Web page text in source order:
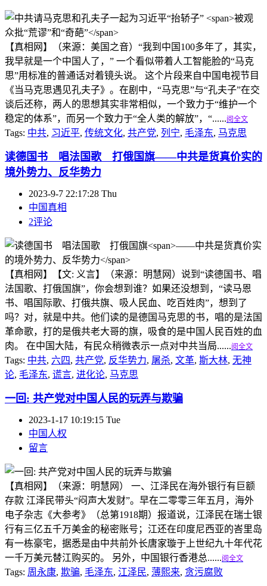
【真相网】（来源：美国之音）“我到中国100多年了，其实，
我早就是一个中国人了，” 一个看似带着人工智能脸的“马克
思”用标准的普通话对着镜头说。 这个片段来自中国电视节目
《当马克思遇见孔夫子》。在剧中，“马克思”与“孔夫子”在交
谈后还称，两人的思想其实非常相似，一个致力于“维护一个
稳定的体系”，而另一个致力于“全人类的解放”，“......阅全文
Tags: 中共, 习近平, 传统文化, 共产党, 列宁, 毛泽东, 马克思
读德国书 唱法国歌 打俄国旗——中共是货真价实的
境外势力、反华势力
2023-9-7 22:17:28 Thu
中国真相
2评论
【真相网】【文: 义言】（来源：明慧网）说到“读德国书、唱
法国歌、打俄国旗”，你会想到谁？如果还没想到，“读马恩
书、唱国际歌、打俄共旗、吸人民血、吃百姓肉”，想到了
吗？对，就是中共。他们读的是德国马克思的书，唱的是法国
革命歌，打的是俄共老大哥的旗，吸食的是中国人民百姓的血
肉。 在中国大陆，有民众稍微表示一点对中共当局......阅全文
Tags: 中共, 六四, 共产党, 反华势力, 屠杀, 文革, 斯大林, 无神
论, 毛泽东, 谎言, 进化论, 马克思
一回: 共产党对中国人民的玩弄与欺骗
2023-1-17 10:19:15 Tue
中国人权
留言
【真相网】（来源：明慧网） 一、江泽民在海外银行有巨额
存款 江泽民带头“闷声大发财”。早在二零零三年五月，海外
电子杂志《大参考》（总第1918期）报道说，江泽民在瑞士银
行有三亿五千万美金的秘密账号；江还在印度尼西亚的峇里岛
有一栋豪宅，据悉是由中共前外长唐家璇于上世纪九十年代花
一千万美元替江购买的。 另外，中国银行香港总......阅全文
Tags: 周永康, 欺骗, 毛泽东, 江泽民, 薄熙来, 贪污腐败